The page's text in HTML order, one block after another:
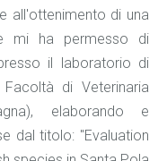
all'ottenimento di una
mi ha permesso di
il laboratorio di
di Veterinaria
elaborando e
dal titolo: "Evaluation